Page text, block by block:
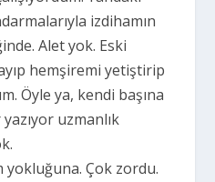
izdihamın
Alet yok. Eski
hemşiremi yetiştirip
Öyle ya, kendi başına
uzmanlık
yokluğuna. Çok zordu.